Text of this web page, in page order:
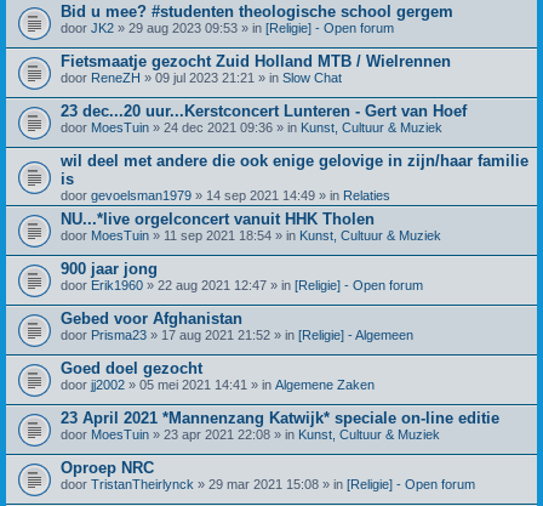
Bid u mee? #studenten theologische school gergem
door JK2 » 29 aug 2023 09:53 » in [Religie] - Open forum
Fietsmaatje gezocht Zuid Holland MTB / Wielrennen
door ReneZH » 09 jul 2023 21:21 » in Slow Chat
23 dec...20 uur...Kerstconcert Lunteren - Gert van Hoef
door MoesTuin » 24 dec 2021 09:36 » in Kunst, Cultuur & Muziek
wil deel met andere die ook enige gelovige in zijn/haar familie
is
door gevoelsman1979 » 14 sep 2021 14:49 » in Relaties
NU...*live orgelconcert vanuit HHK Tholen
door MoesTuin » 11 sep 2021 18:54 » in Kunst, Cultuur & Muziek
900 jaar jong
door Erik1960 » 22 aug 2021 12:47 » in [Religie] - Open forum
Gebed voor Afghanistan
door Prisma23 » 17 aug 2021 21:52 » in [Religie] - Algemeen
Goed doel gezocht
door jj2002 » 05 mei 2021 14:41 » in Algemene Zaken
23 April 2021 *Mannenzang Katwijk* speciale on-line editie
door MoesTuin » 23 apr 2021 22:08 » in Kunst, Cultuur & Muziek
Oproep NRC
door TristanTheirlynck » 29 mar 2021 15:08 » in [Religie] - Open forum